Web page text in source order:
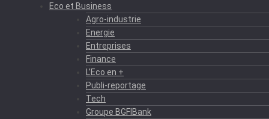
Eco et Business
Agro-industrie
Energie
Entreprises
Finance
L’Eco en +
Publi-reportage
Tech
Groupe BGFIBank